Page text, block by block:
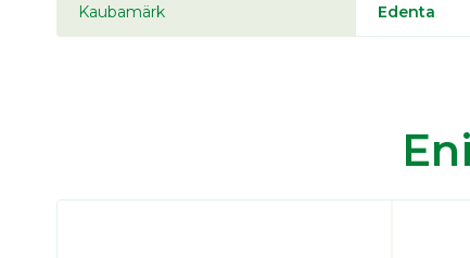
Kaubamärk Edenta